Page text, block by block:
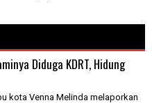
Diduga KDRT, Hidung
kota Venna Melinda melaporkan